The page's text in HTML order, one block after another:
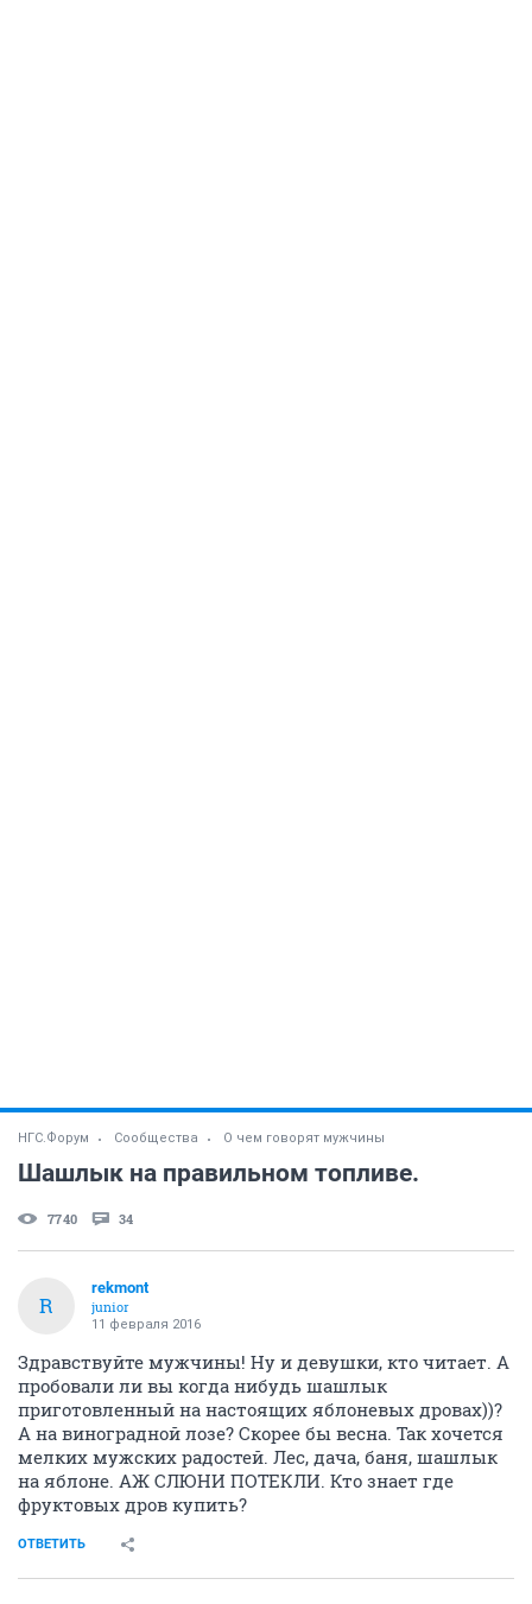
НГС.Форум Сообщества О чем говорят мужчины
Шашлык на правильном топливе.
7740 34
R
rekmont
junior
11 февраля 2016
Здравствуйте мужчины! Ну и девушки, кто читает. А
пробовали ли вы когда нибудь шашлык
приготовленный на настоящих яблоневых дровах))?
А на виноградной лозе? Скорее бы весна. Так хочется
мелких мужских радостей. Лес, дача, баня, шашлык
на яблоне. АЖ СЛЮНИ ПОТЕКЛИ. Кто знает где
фруктовых дров купить?
ОТВЕТИТЬ